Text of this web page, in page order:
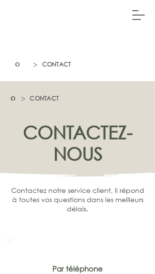
> CONTACT
CONTACTEZ-
NOUS
> CONTACT
Contactez notre service client, il répond
à toutes vos questions dans les meilleurs
délais.
Par téléphone